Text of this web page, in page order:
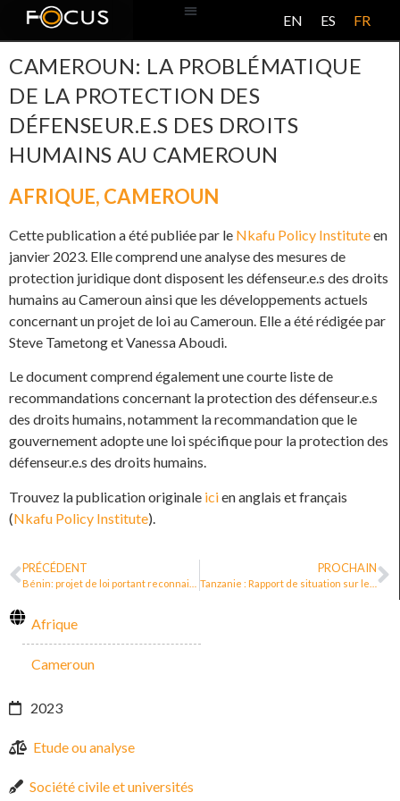
EN ES FR
CAMEROUN: LA PROBLÉMATIQUE
DE LA PROTECTION DES
DÉFENSEUR.E.S DES DROITS
HUMAINS AU CAMEROUN
AFRIQUE, CAMEROUN
Cette publication a été publiée par le Nkafu Policy Instituteen
janvier 2023. Elle comprend une analyse des mesures de
protection juridique dont disposent les défenseur.e.s des droits
humains au Cameroun ainsi que les développements actuels
concernant un projet de loi au Cameroun. Elle a été rédigée par
Steve Tametong et Vanessa Aboudi.
Le document comprend également une courte liste de
recommandations concernant la protection des défenseur.e.s
des droits humains, notamment la recommandation que le
gouvernement adopte une loi spécifique pour la protection des
défenseur.e.s des droits humains.
Trouvez la publication originale icien anglais et français
(Nkafu Policy Institute).
PRÉCÉDENT PROCHAIN
Afrique
Cameroun
2023
Etude ou analyse
Société civile et universités